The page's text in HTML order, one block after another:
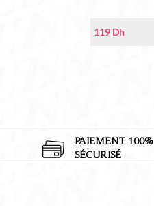
119 Dh
PAIEMENT 100%
SÉCURISÉ